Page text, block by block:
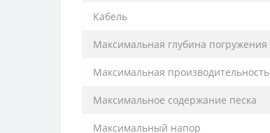
Кабель
Максимальная глубина погружения
Максимальная производительность
Максимальное содержание песка
Максимальный напор